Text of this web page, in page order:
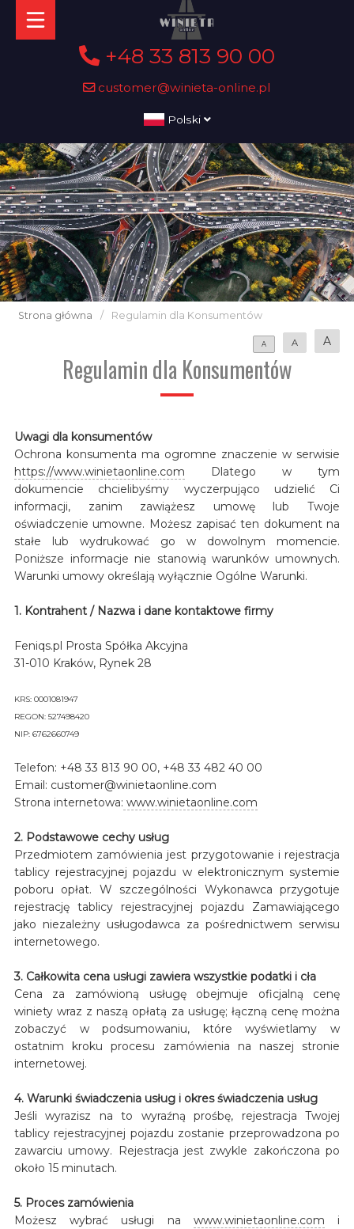
+48 33 813 90 00
customer@winieta-online.pl
Polski
Strona główna / Regulamin dla Konsumentów
A A A
Regulamin dla Konsumentów
Uwagi dla konsumentów
Ochrona konsumenta ma ogromne znaczenie w serwisie
https://www.winietaonline.com Dlatego w tym
dokumencie chcielibyśmy wyczerpująco udzielić Ci
informacji, zanim zawiążesz umowę lub Twoje
oświadczenie umowne. Możesz zapisać ten dokument na
stałe lub wydrukować go w dowolnym momencie.
Poniższe informacje nie stanowią warunków umownych.
Warunki umowy określają wyłącznie Ogólne Warunki.
1. Kontrahent / Nazwa i dane kontaktowe firmy
Feniqs.pl Prosta Spółka Akcyjna
31-010 Kraków, Rynek 28
KRS: 0001081947
REGON: 527498420
NIP: 6762660749
Telefon: +48 33 813 90 00, +48 33 482 40 00
Email: customer@winietaonline.com
Strona internetowa: www.winietaonline.com
2. Podstawowe cechy usług
Przedmiotem zamówienia jest przygotowanie i rejestracja
tablicy rejestracyjnej pojazdu w elektronicznym systemie
poboru opłat. W szczególności Wykonawca przygotuje
rejestrację tablicy rejestracyjnej pojazdu Zamawiającego
jako niezależny usługodawca za pośrednictwem serwisu
internetowego.
3. Całkowita cena usługi zawiera wszystkie podatki i cła
Cena za zamówioną usługę obejmuje oficjalną cenę
winiety wraz z naszą opłatą za usługę; łączną cenę można
zobaczyć w podsumowaniu, które wyświetlamy w
ostatnim kroku procesu zamówienia na naszej stronie
internetowej.
4. Warunki świadczenia usług i okres świadczenia usług
Jeśli wyrazisz na to wyraźną prośbę, rejestracja Twojej
tablicy rejestracyjnej pojazdu zostanie przeprowadzona po
zawarciu umowy. Rejestracja jest zwykle zakończona po
około 15 minutach.
5. Proces zamówienia
Możesz wybrać usługi na www.winietaonline.com i